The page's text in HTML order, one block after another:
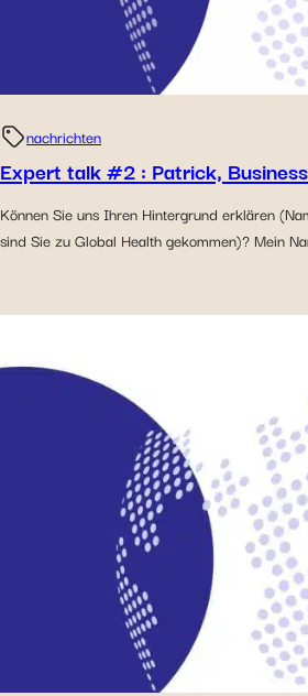
nachrichten
Expert talk #2 : Patrick,
Können Sie uns Ihren Hintergrund erklären
sind Sie zu Global Health gekommen)? Mein